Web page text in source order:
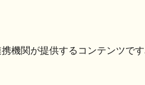
機関が提供するコンテンツです